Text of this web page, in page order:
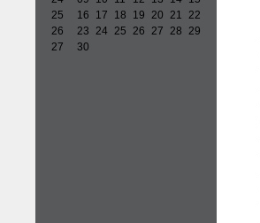
25
16 17 18 19 20 21 22
26
23 24 25 26 27 28 29
27
30